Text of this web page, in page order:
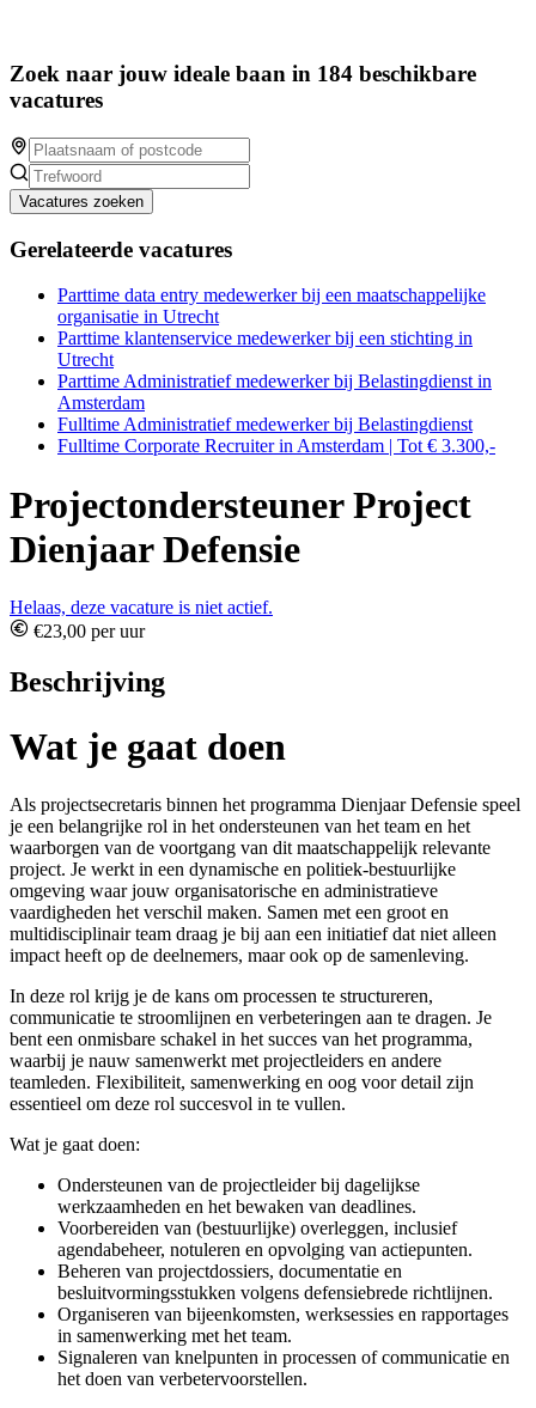
Zoek naar jouw ideale baan in 184 beschikbare
vacatures
Vacatures zoeken
Gerelateerde vacatures
Parttime data entry medewerker bij een maatschappelijke
organisatie in Utrecht
Parttime klantenservice medewerker bij een stichting in
Utrecht
Parttime Administratief medewerker bij Belastingdienst in
Amsterdam
Fulltime Administratief medewerker bij Belastingdienst
Fulltime Corporate Recruiter in Amsterdam | Tot € 3.300,-
Projectondersteuner Project
Dienjaar Defensie
Helaas, deze vacature is niet actief.
€23,00 per uur
Beschrijving
Wat je gaat doen
Als projectsecretaris binnen het programma Dienjaar Defensie speel
je een belangrijke rol in het ondersteunen van het team en het
waarborgen van de voortgang van dit maatschappelijk relevante
project. Je werkt in een dynamische en politiek-bestuurlijke
omgeving waar jouw organisatorische en administratieve
vaardigheden het verschil maken. Samen met een groot en
multidisciplinair team draag je bij aan een initiatief dat niet alleen
impact heeft op de deelnemers, maar ook op de samenleving.
In deze rol krijg je de kans om processen te structureren,
communicatie te stroomlijnen en verbeteringen aan te dragen. Je
bent een onmisbare schakel in het succes van het programma,
waarbij je nauw samenwerkt met projectleiders en andere
teamleden. Flexibiliteit, samenwerking en oog voor detail zijn
essentieel om deze rol succesvol in te vullen.
Wat je gaat doen:
Ondersteunen van de projectleider bij dagelijkse
werkzaamheden en het bewaken van deadlines.
Voorbereiden van (bestuurlijke) overleggen, inclusief
agendabeheer, notuleren en opvolging van actiepunten.
Beheren van projectdossiers, documentatie en
besluitvormingsstukken volgens defensiebrede richtlijnen.
Organiseren van bijeenkomsten, werksessies en rapportages
in samenwerking met het team.
Signaleren van knelpunten in processen of communicatie en
het doen van verbetervoorstellen.